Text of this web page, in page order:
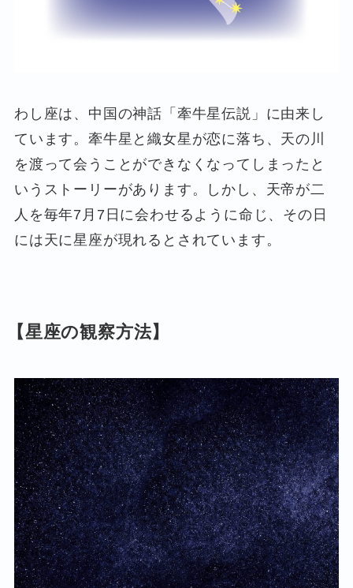
わし座は、中国の神話「牽牛星伝説」に由来し
ています。牽牛星と織女星が恋に落ち、天の川
を渡って会うことができなくなってしまったと
いうストーリーがあります。しかし、天帝が二
人を毎年7月7日に会わせるように命じ、その日
には天に星座が現れるとされています。
【星座の観察方法】